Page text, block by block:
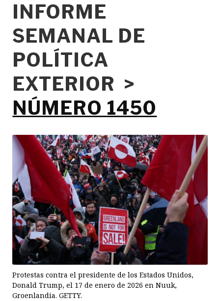
INFORME
SEMANAL DE
POLÍTICA
EXTERIOR >
NÚMERO 1450
Protestas contra el presidente de los Estados Unidos,
Donald Trump, el 17 de enero de 2026 en Nuuk,
Groenlandia. GETTY.